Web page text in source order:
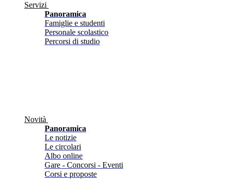
Servizi
Panoramica
Famiglie e studenti
Personale scolastico
Percorsi di studio
Novità
Panoramica
Le notizie
Le circolari
Albo online
Gare - Concorsi - Eventi
Corsi e proposte